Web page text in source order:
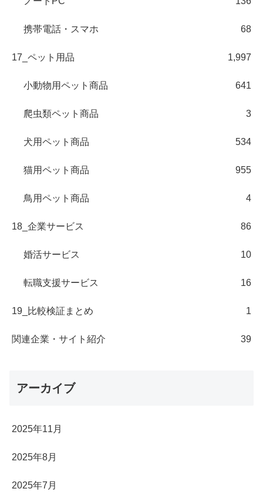
携帯電話・スマホ 68
17_ペット用品 1,997
小動物用ペット商品 641
爬虫類ペット商品 3
犬用ペット商品 534
猫用ペット商品 955
鳥用ペット商品 4
18_企業サービス 86
婚活サービス 10
転職支援サービス 16
19_比較検証まとめ 1
関連企業・サイト紹介 39
アーカイブ
2025年11月
2025年8月
2025年7月